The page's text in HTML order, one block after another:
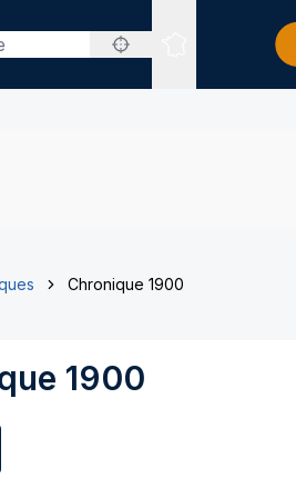
Sites
Chronique 1900
1900